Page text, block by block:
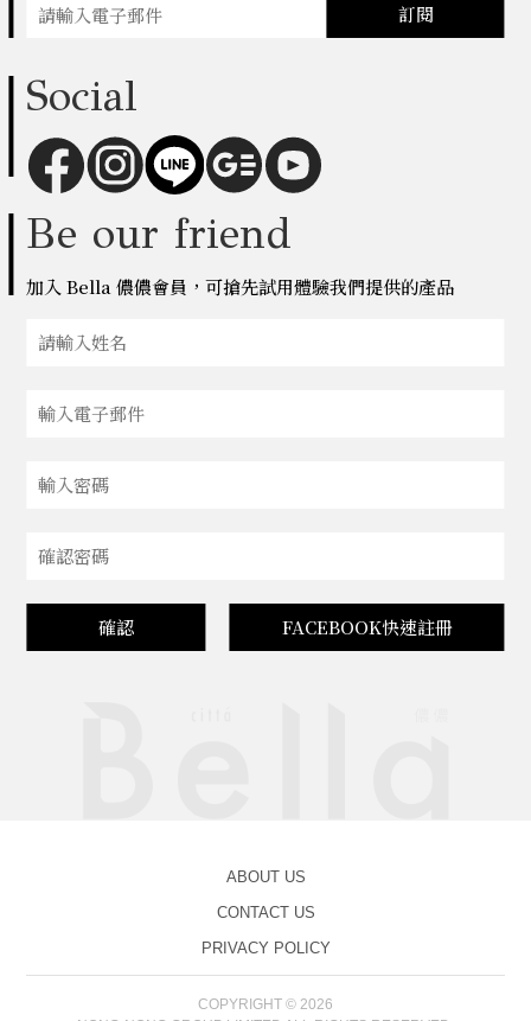
訂閱
Social
Be our friend
加入 Bella 儂儂會員，可搶先試用體驗我們提供的產品
確認 FACEBOOK快速註冊
ABOUT US
CONTACT US
PRIVACY POLICY
COPYRIGHT © 2026